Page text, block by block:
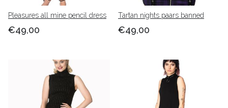
Pleasures all mine pencil dress
€49,00
Tartan nights paars banned
€49,00